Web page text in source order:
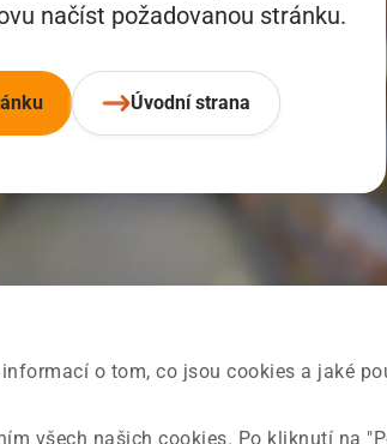
o tom, co jsou cookies a jaké
všech našich cookies. Po kliknutí na
načíst požadovanou stránku.
Úvodní strana